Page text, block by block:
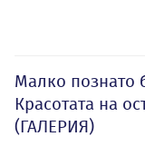
Малко познато
Красотата на
(ГАЛЕРИЯ)